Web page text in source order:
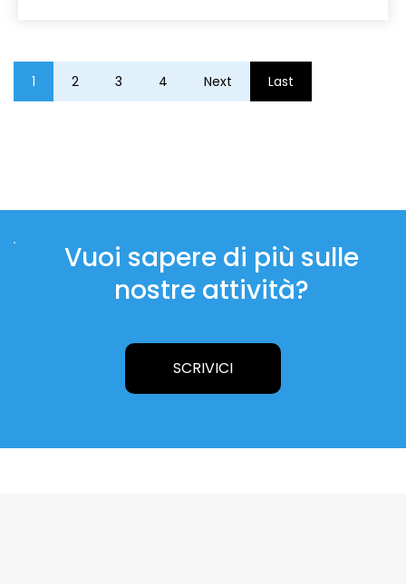
1 2 3 4 Next Last
Vuoi sapere di più sulle
nostre attività?
SCRIVICI